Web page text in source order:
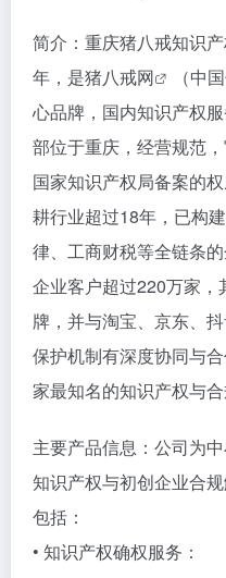
简介：重庆猪八戒知识
年，是猪八戒网
（中
心品牌，国内知识产权
部位于重庆，经营规范
国家知识产权局备案的
耕行业超过18年，已构
律、工商财税等全链条
企业客户超过220万家
牌，并与淘宝、京东、
保护机制有深度协同与
家最知名的知识产权与合
主要产品信息：公司为
知识产权与初创企业合
包括：
• 知识产权确权服务：